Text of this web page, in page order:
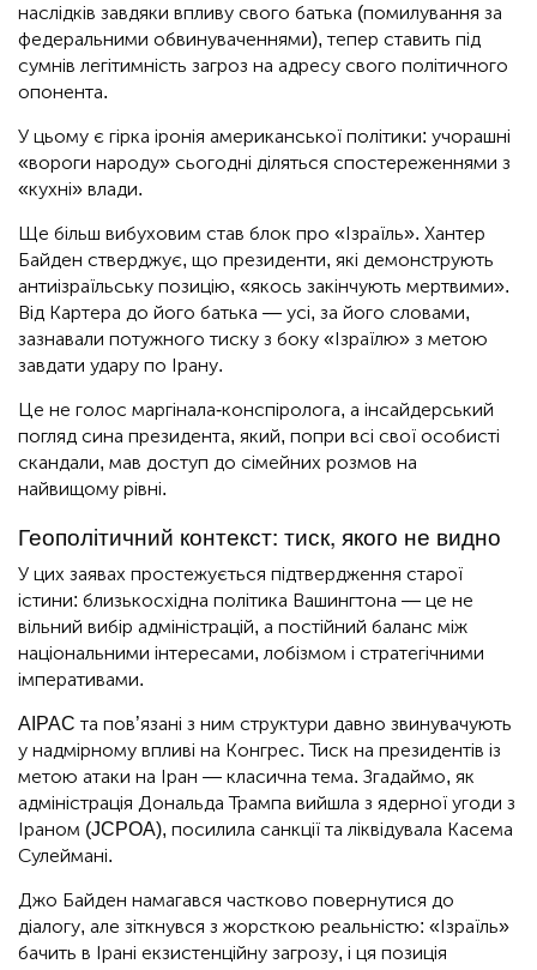
наслідків завдяки впливу свого батька (помилування за
федеральними обвинуваченнями), тепер ставить під
сумнів легітимність загроз на адресу свого політичного
опонента.
У цьому є гірка іронія американської політики: учорашні
«вороги народу» сьогодні діляться спостереженнями з
«кухні» влади.
Ще більш вибуховим став блок про «Ізраїль». Хантер
Байден стверджує, що президенти, які демонструють
антиізраїльську позицію, «якось закінчують мертвими».
Від Картера до його батька — усі, за його словами,
зазнавали потужного тиску з боку «Ізраїлю» з метою
завдати удару по Ірану.
Це не голос маргінала-конспіролога, а інсайдерський
погляд сина президента, який, попри всі свої особисті
скандали, мав доступ до сімейних розмов на
найвищому рівні.
Геополітичний контекст: тиск, якого не видно
У цих заявах простежується підтвердження старої
істини: близькосхідна політика Вашингтона — це не
вільний вибір адміністрацій, а постійний баланс між
національними інтересами, лобізмом і стратегічними
імперативами.
AIPAC та пов’язані з ним структури давно звинувачують
у надмірному впливі на Конгрес. Тиск на президентів із
метою атаки на Іран — класична тема. Згадаймо, як
адміністрація Дональда Трампа вийшла з ядерної угоди з
Іраном (JCPOA), посилила санкції та ліквідувала Касема
Сулеймані.
Джо Байден намагався частково повернутися до
діалогу, але зіткнувся з жорсткою реальністю: «Ізраїль»
бачить в Ірані екзистенційну загрозу, і ця позиція